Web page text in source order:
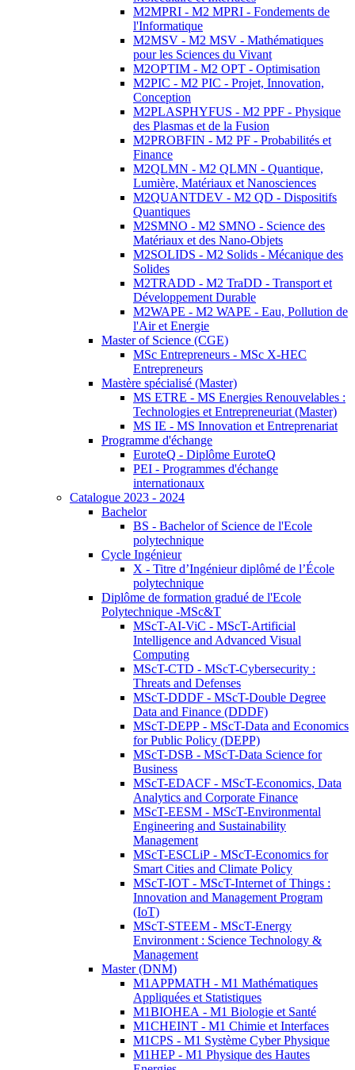
M2MPRI - M2 MPRI - Fondements de
l'Informatique
M2MSV - M2 MSV - Mathématiques
pour les Sciences du Vivant
M2OPTIM - M2 OPT - Optimisation
M2PIC - M2 PIC - Projet, Innovation,
Conception
M2PLASPHYFUS - M2 PPF - Physique
des Plasmas et de la Fusion
M2PROBFIN - M2 PF - Probabilités et
Finance
M2QLMN - M2 QLMN - Quantique,
Lumière, Matériaux et Nanosciences
M2QUANTDEV - M2 QD - Dispositifs
Quantiques
M2SMNO - M2 SMNO - Science des
Matériaux et des Nano-Objets
M2SOLIDS - M2 Solids - Mécanique des
Solides
M2TRADD - M2 TraDD - Transport et
Développement Durable
M2WAPE - M2 WAPE - Eau, Pollution de
l'Air et Energie
Master of Science (CGE)
MSc Entrepreneurs - MSc X-HEC
Entrepreneurs
Mastère spécialisé (Master)
MS ETRE - MS Energies Renouvelables :
Technologies et Entrepreneuriat (Master)
MS IE - MS Innovation et Entreprenariat
Programme d'échange
EuroteQ - Diplôme EuroteQ
PEI - Programmes d'échange
internationaux
Catalogue 2023 - 2024
Bachelor
BS - Bachelor of Science de l'Ecole
polytechnique
Cycle Ingénieur
X - Titre d’Ingénieur diplômé de l’École
polytechnique
Diplôme de formation gradué de l'Ecole
Polytechnique -MSc&T
MScT-AI-ViC - MScT-Artificial
Intelligence and Advanced Visual
Computing
MScT-CTD - MScT-Cybersecurity :
Threats and Defenses
MScT-DDDF - MScT-Double Degree
Data and Finance (DDDF)
MScT-DEPP - MScT-Data and Economics
for Public Policy (DEPP)
MScT-DSB - MScT-Data Science for
Business
MScT-EDACF - MScT-Economics, Data
Analytics and Corporate Finance
MScT-EESM - MScT-Environmental
Engineering and Sustainability
Management
MScT-ESCLiP - MScT-Economics for
Smart Cities and Climate Policy
MScT-IOT - MScT-Internet of Things :
Innovation and Management Program
(IoT)
MScT-STEEM - MScT-Energy
Environment : Science Technology &
Management
Master (DNM)
M1APPMATH - M1 Mathématiques
Appliquées et Statistiques
M1BIOHEA - M1 Biologie et Santé
M1CHEINT - M1 Chimie et Interfaces
M1CPS - M1 Système Cyber Physique
M1HEP - M1 Physique des Hautes